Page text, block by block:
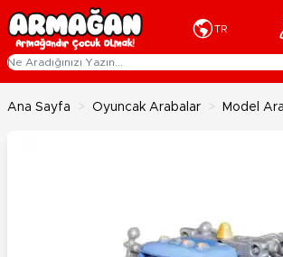
İçeriğe geç
TR
Ana Sayfa > Oyuncak Arabalar > Model